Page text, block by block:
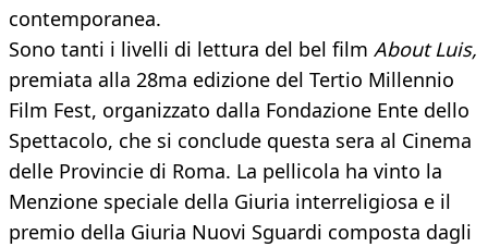
contemporanea.
Sono tanti i livelli di lettura del bel film About Luis,
premiata alla 28ma edizione del Tertio Millennio
Film Fest, organizzato dalla Fondazione Ente dello
Spettacolo, che si conclude questa sera al Cinema
delle Provincie di Roma. La pellicola ha vinto la
Menzione speciale della Giuria interreligiosa e il
premio della Giuria Nuovi Sguardi composta dagli